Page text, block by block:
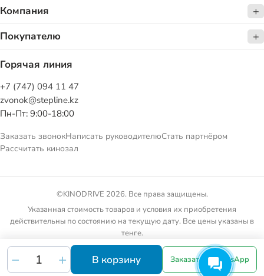
В корзину Заказать в WhatsApp
Компания
Покупателю
Горячая линия
+7 (747) 094 11 47
zvonok@stepline.kz
Пн-Пт: 9:00-18:00
Заказать звонокНаписать руководителюСтать партнёром
Рассчитать кинозал
©KINODRIVE 2026. Все права защищены.
Указанная стоимость товаров и условия их приобретения
действительны по состоянию на текущую дату. Все цены указаны в
тенге.
Товарные предложения на сайте не являются публичной офертой.